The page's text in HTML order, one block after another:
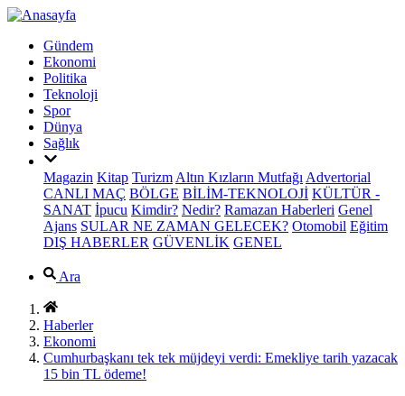
Gündem
Ekonomi
Politika
Teknoloji
Spor
Dünya
Sağlık
Magazin Kitap Turizm Altın Kızların Mutfağı Advertorial
CANLI MAÇ BÖLGE BİLİM-TEKNOLOJİ KÜLTÜR -
SANAT İpucu Kimdir? Nedir? Ramazan Haberleri Genel
Ajans SULAR NE ZAMAN GELECEK? Otomobil Eğitim
DIŞ HABERLER GÜVENLİK GENEL
Ara
Haberler
Ekonomi
Cumhurbaşkanı tek tek müjdeyi verdi: Emekliye tarih yazacak
15 bin TL ödeme!